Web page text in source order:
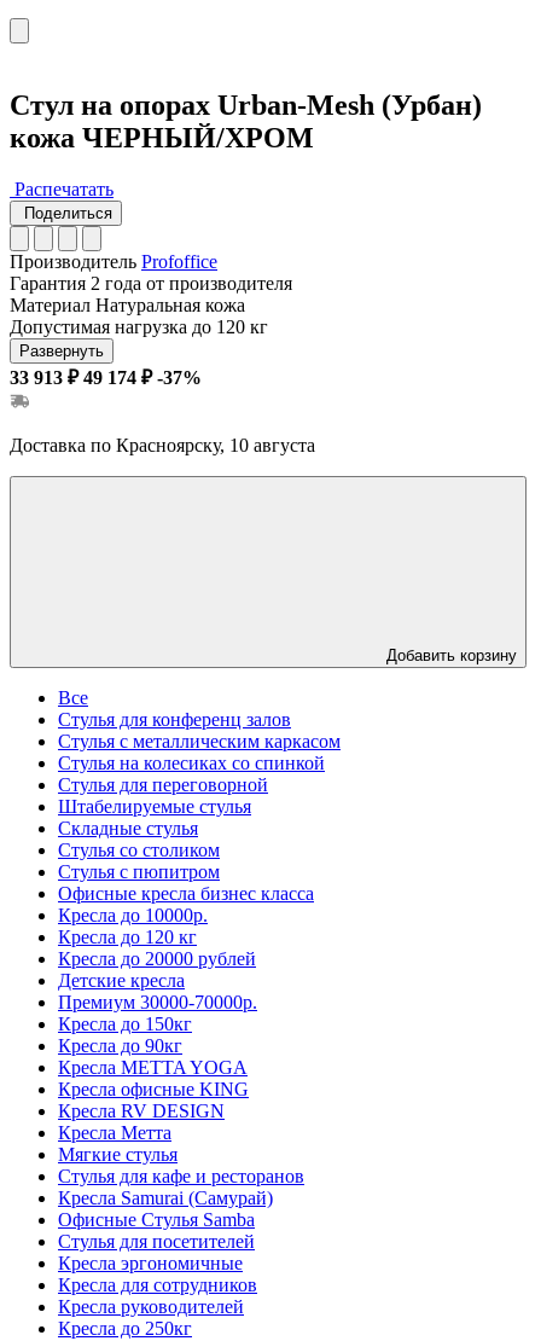
Стул на опорах Urban-Mesh (Урбан)
кожа ЧЕРНЫЙ/ХРОМ
Распечатать
Поделиться
Производитель Profoffice
Гарантия 2 года от производителя
Материал Натуральная кожа
Допустимая нагрузка до 120 кг
Развернуть
33 913 ₽ 49 174 ₽ -37%
Доставка по Красноярску, 10 августа
Добавить корзину
Все
Стулья для конференц залов
Стулья с металлическим каркасом
Стулья на колесиках со спинкой
Стулья для переговорной
Штабелируемые стулья
Складные стулья
Стулья со столиком
Стулья с пюпитром
Офисные кресла бизнес класса
Кресла до 10000р.
Кресла до 120 кг
Кресла до 20000 рублей
Детские кресла
Премиум 30000-70000р.
Кресла до 150кг
Кресла до 90кг
Кресла METTA YOGA
Кресла офисные KING
Кресла RV DESIGN
Кресла Метта
Мягкие стулья
Стулья для кафе и ресторанов
Кресла Samurai (Самурай)
Офисные Стулья Samba
Стулья для посетителей
Кресла эргономичные
Кресла для сотрудников
Кресла руководителей
Кресла до 250кг